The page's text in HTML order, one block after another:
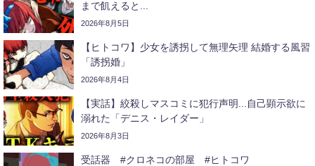
まで飢えると...
2026年8月5日
【ヒトコワ】少女を誘拐して無理矢理 結婚する風習
「誘拐婚」
2026年8月4日
【実話】絞殺しマスコミに犯行声明...自己顕示欲に
溺れた「デニス・レイダー」
2026年8月3日
受話器 #クロネコの部屋 #ヒトコワ